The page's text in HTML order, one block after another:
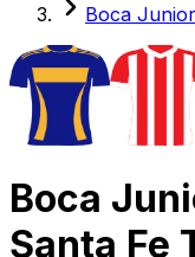
Boca
Boca
Santa Fe